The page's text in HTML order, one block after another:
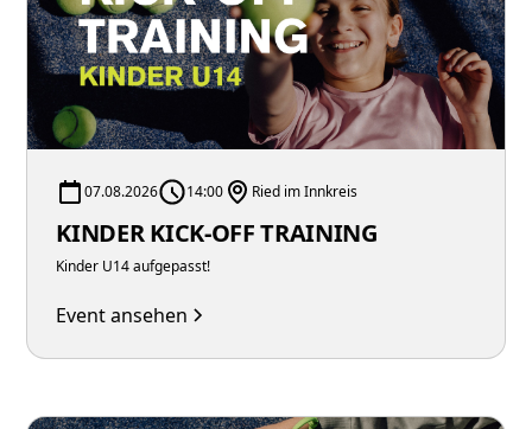
07.08.2026 14:00 Ried im Innkreis
KINDER KICK-OFF TRAINING
Kinder U14 aufgepasst!
Event ansehen